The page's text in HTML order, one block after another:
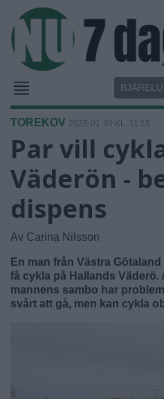
TOREKOV 2025-01-30 KL. 11:15
Par vill
Väderön -
dispens
Av Carina Nilsson
En man från Västra
få cykla på Hallands Väderö.
mannens sambo har
svårt att gå, men kan cykla